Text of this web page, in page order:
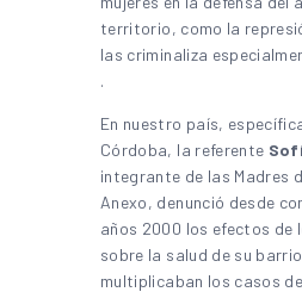
territorio, como la
las criminaliza
.
En nuestro país,
Córdoba, la referente
integrante de las Madres
Anexo, denunció desde
años 2000 los efectos de
sobre la salud de su
multiplicaban los casos